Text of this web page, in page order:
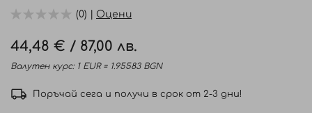
(0) | Оцени
44,48 € / 87,00 лв.
Валутен курс: 1 EUR = 1.95583 BGN
Поръчай сега и получи в срок от 2-3 дни!